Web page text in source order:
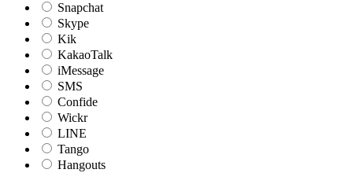
Snapchat
Skype
Kik
KakaoTalk
iMessage
SMS
Confide
Wickr
LINE
Tango
Hangouts